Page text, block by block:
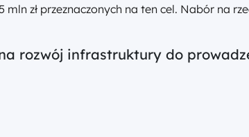
zł przeznaczonych na ten cel. Nabór na
rozwój infrastruktury do